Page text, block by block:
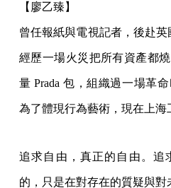
【廖乙臻】
曾任報紙與電視記者，後赴
經歷一場火災把所有資產都
量 Prada 包，組織過一場革
為了體現行為藝術，現在上海
追求自由，真正的自由。追
的，只是在對存在的質疑與對